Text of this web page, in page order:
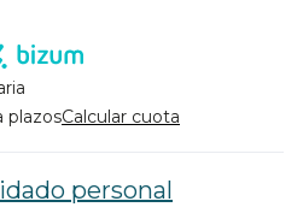
plazosCalcular cuota
personal